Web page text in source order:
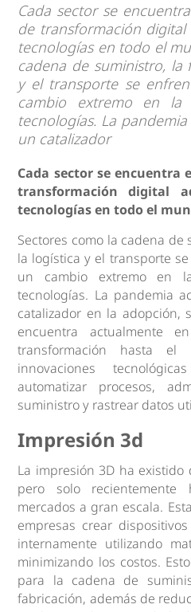
Cada sector se
de transformación
tecnologías en todo el
cadena de suministro, la
y el transporte se
cambio extremo en la
tecnologías. La
un catalizador
Cada sector se encuentra
transformación digital
tecnologías en todo el
Sectores como la cadena
la logística y el transporte
un cambio extremo en
tecnologías. La pandemia
catalizador en la adopción,
encuentra actualmente
transformación hasta el
innovaciones
automatizar procesos,
suministro y rastrear datos
Impresión 3d
La impresión 3D ha
pero solo
mercados a gran escala.
empresas crear
internamente utilizando
minimizando los costos.
para la cadena de
fabricación, además de